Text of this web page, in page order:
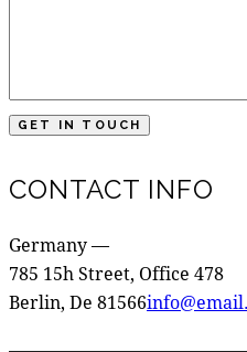
CONTACT INFO
Germany —
785 15h Street, Office 478
Berlin, De 81566